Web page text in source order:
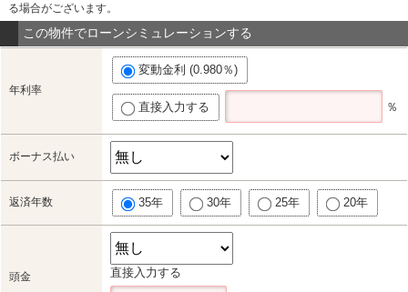
る場合がございます。
この物件でローンシミュレーションする
年利率
変動金利 (0.980％)
直接入力する ％
ボーナス払い
返済年数 35年 30年 25年 20年
頭金 直接入力する